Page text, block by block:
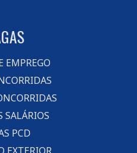
EMPREGO
SALÁRIOS
PCD